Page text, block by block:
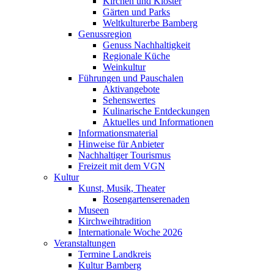
Gärten und Parks
Weltkulturerbe Bamberg
Genussregion
Genuss Nachhaltigkeit
Regionale Küche
Weinkultur
Führungen und Pauschalen
Aktivangebote
Sehenswertes
Kulinarische Entdeckungen
Aktuelles und Informationen
Informationsmaterial
Hinweise für Anbieter
Nachhaltiger Tourismus
Freizeit mit dem VGN
Kultur
Kunst, Musik, Theater
Rosengartenserenaden
Museen
Kirchweihtradition
Internationale Woche 2026
Veranstaltungen
Termine Landkreis
Kultur Bamberg